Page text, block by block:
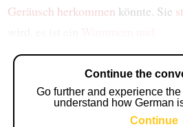
Geräusch herkommen könnte. Sie
Continue the
Go further and experience
understand how German
Continue